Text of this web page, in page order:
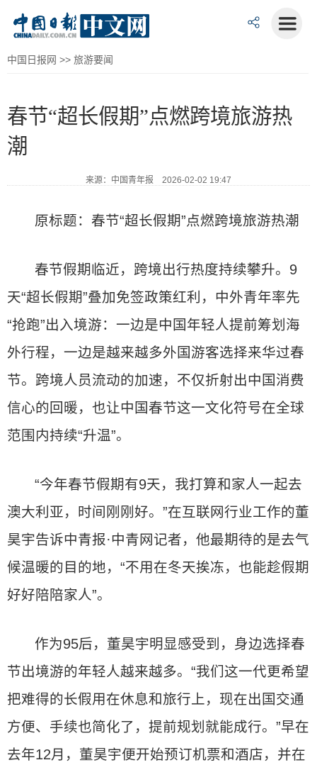
中国日报网 >> 旅游要闻
春节“超长假期”点燃跨境旅游热
潮
来源：中国青年报 2026-02-02 19:47
原标题：春节“超长假期”点燃跨境旅游热潮
春节假期临近，跨境出行热度持续攀升。9
天“超长假期”叠加免签政策红利，中外青年率先
“抢跑”出入境游：一边是中国年轻人提前筹划海
外行程，一边是越来越多外国游客选择来华过春
节。跨境人员流动的加速，不仅折射出中国消费
信心的回暖，也让中国春节这一文化符号在全球
范围内持续“升温”。
“今年春节假期有9天，我打算和家人一起去
澳大利亚，时间刚刚好。”在互联网行业工作的董
昊宇告诉中青报·中青网记者，他最期待的是去气
候温暖的目的地，“不用在冬天挨冻，也能趁假期
好好陪陪家人”。
作为95后，董昊宇明显感受到，身边选择春
节出境游的年轻人越来越多。“我们这一代更希望
把难得的长假用在休息和旅行上，现在出国交通
方便、手续也简化了，提前规划就能成行。”早在
去年12月，董昊宇便开始预订机票和酒店，并在